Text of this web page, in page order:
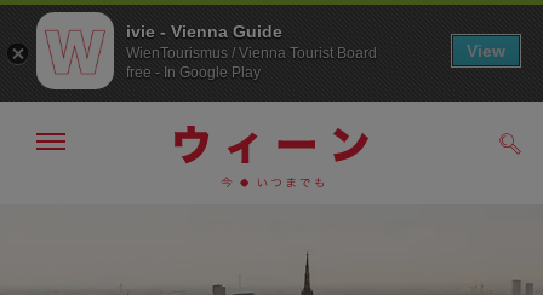
メ
ivie - Vienna Guide
WienTourismus / Vienna Tourist Board
free - In Google Play
View